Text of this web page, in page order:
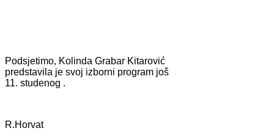
Podsjetimo, Kolinda Grabar Kitarović
predstavila je svoj izborni program još
11. studenog .
R.Horvat